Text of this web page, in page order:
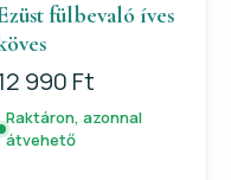
fülbevaló íves
990 Ft
Raktáron, azonnal
átvehető